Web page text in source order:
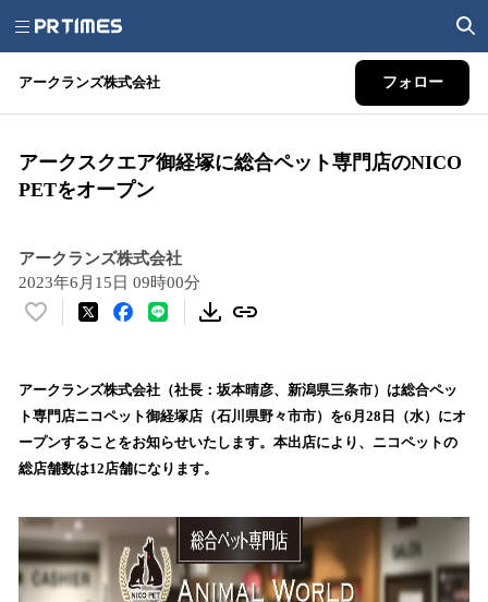
アークランズ株式会社 フォロー
アークスクエア御経塚に総合ペット専門店のNICO
PETをオープン
アークランズ株式会社
2023年6月15日 09時00分
い
！
数
を
読
み
中
で
アークランズ株式会社（社長：坂本晴彦、新潟県三条市）は総合ペッ
ト専門店ニコペット御経塚店（石川県野々市市）を6月28日（水）にオ
ープンすることをお知らせいたします。本出店により、ニコペットの
総店舗数は12店舗になります。